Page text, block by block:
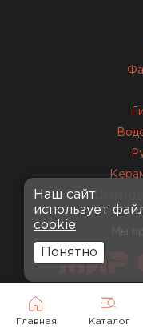
Главная Каталог
Мы
Наш сайт
использует
cookie
Понятно